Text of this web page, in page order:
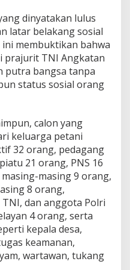
dinyatakan lulus
latar belakang sosial
membuktikan bahwa
prajurit TNI Angkatan
putra bangsa tanpa
status sosial orang
calon yang
keluarga petani
32 orang, pedagang
21 orang, PNS 16
masing 9 orang,
8 orang,
dan anggota Polri
4 orang, serta
kepala desa,
keamanan,
wartawan, tukang